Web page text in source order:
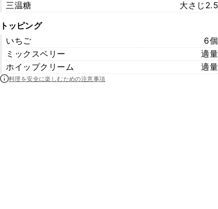
三温糖
大さじ2.5
トッピング
いちご
6個
ミックスベリー
適量
ホイップクリーム
適量
料理を安全に楽しむための注意事項